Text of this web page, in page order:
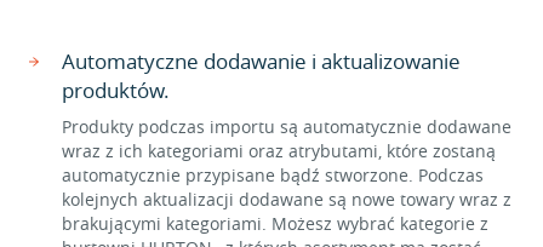
Automatyczne dodawanie i aktualizowanie
produktów.
Produkty podczas importu są automatycznie dodawane
wraz z ich kategoriami oraz atrybutami, które zostaną
automatycznie przypisane bądź stworzone. Podczas
kolejnych aktualizacji dodawane są nowe towary wraz z
brakującymi kategoriami. Możesz wybrać kategorie z